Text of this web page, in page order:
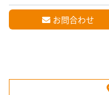
お問合わせ